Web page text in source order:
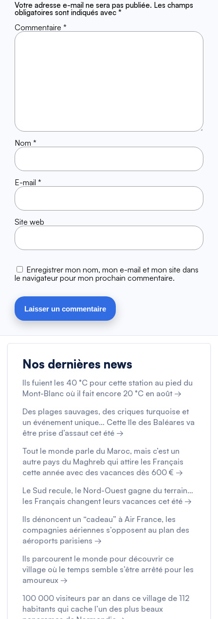
Votre adresse e-mail ne sera pas publiée. Les champs
obligatoires sont indiqués avec *
Commentaire *
Nom *
E-mail *
Site web
Enregistrer mon nom, mon e-mail et mon site dans
le navigateur pour mon prochain commentaire.
Nos dernières news
Ils fuient les 40 °C pour cette station au pied du
Mont-Blanc où il fait encore 20 °C en août →
Des plages sauvages, des criques turquoise et
un événement unique… Cette île des Baléares va
être prise d’assaut cet été →
Tout le monde parle du Maroc, mais c’est un
autre pays du Maghreb qui attire les Français
cette année avec des vacances dès 600 € →
Le Sud recule, le Nord-Ouest gagne du terrain…
les Français changent leurs vacances cet été →
Ils dénoncent un “cadeau” à Air France, les
compagnies aériennes s’opposent au plan des
aéroports parisiens →
Ils parcourent le monde pour découvrir ce
village où le temps semble s’être arrêté pour les
amoureux →
100 000 visiteurs par an dans ce village de 112
habitants qui cache l’un des plus beaux